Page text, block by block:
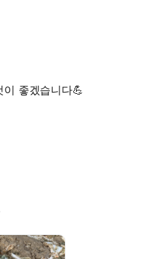
좋겠습니다💪